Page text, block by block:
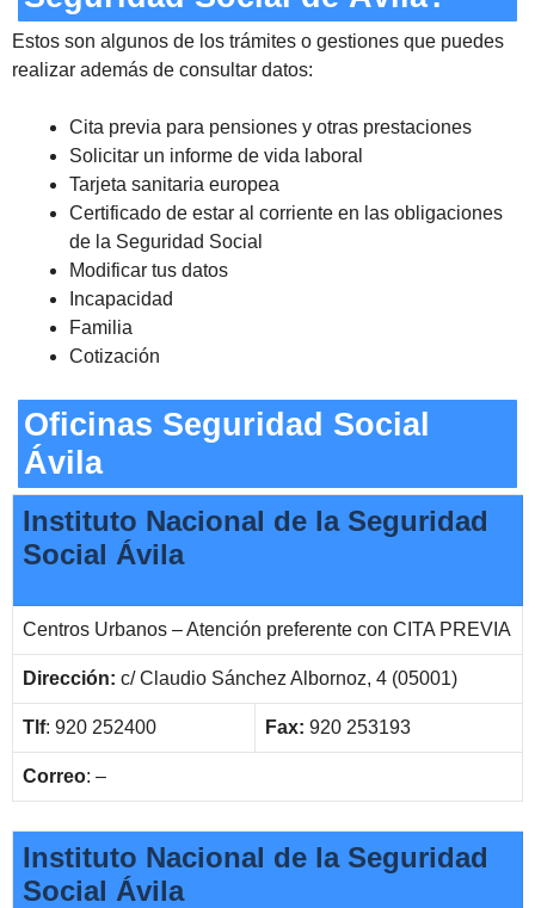
Estos son algunos de los trámites o gestiones que puedes
realizar además de consultar datos:
Cita previa para pensiones y otras prestaciones
Solicitar un informe de vida laboral
Tarjeta sanitaria europea
Certificado de estar al corriente en las obligaciones
de la Seguridad Social
Modificar tus datos
Incapacidad
Familia
Cotización
Oficinas Seguridad Social
Ávila
Instituto Nacional de la Seguridad
Social Ávila
Centros Urbanos – Atención preferente con CITA PREVIA
Dirección: c/ Claudio Sánchez Albornoz, 4 (05001)
Tlf: 920 252400 Fax: 920 253193
Correo: –
Instituto Nacional de la Seguridad
Social Ávila